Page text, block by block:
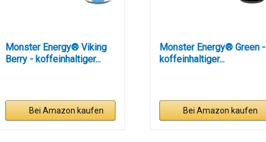
Monster Energy® Viking
Berry - koffeinhaltiger...
Bei Amazon kaufen
Monster Energy® Green -
koffeinhaltiger...
Bei Amazon kaufen